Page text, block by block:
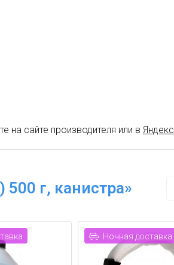
на сайте производителя или в Яндекс
г, канистра»
Ночная доставка